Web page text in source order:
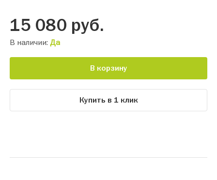
15 080 руб.
В наличии: Да
В корзину
Купить в 1 клик